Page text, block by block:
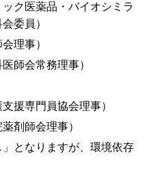
ック医薬品・バイオシミラ
委員）
理事）
師会常務理事）
支援専門員協会理事）
剤師会理事）
となりますが、環境依存